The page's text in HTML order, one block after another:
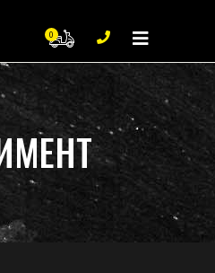
0
Нет продуктов в